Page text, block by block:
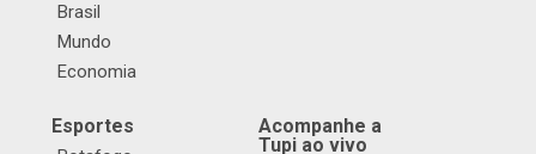
Brasil
Mundo
Economia
Esportes
Acompanhe a
Tupi ao vivo